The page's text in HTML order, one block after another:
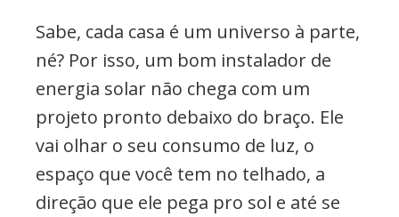
Sabe, cada casa é um universo à parte,
né? Por isso, um bom instalador de
energia solar não chega com um
projeto pronto debaixo do braço. Ele
vai olhar o seu consumo de luz, o
espaço que você tem no telhado, a
direção que ele pega pro sol e até se